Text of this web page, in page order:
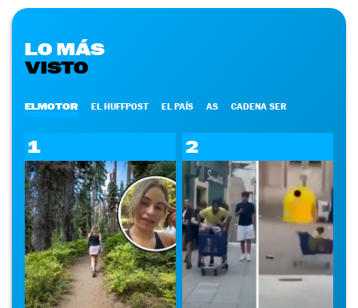
LO MÁS
VISTO
ELMOTOR EL HUFFPOST EL PAÍS AS CADENA SER
1 2